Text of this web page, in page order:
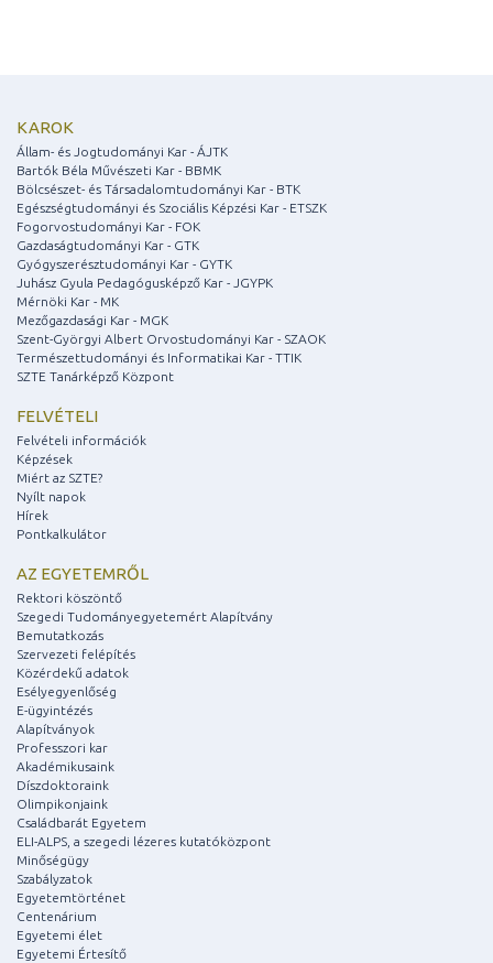
KAROK
Állam- és Jogtudományi Kar - ÁJTK
Bartók Béla Művészeti Kar - BBMK
Bölcsészet- és Társadalomtudományi Kar - BTK
Egészségtudományi és Szociális Képzési Kar - ETSZK
Fogorvostudományi Kar - FOK
Gazdaságtudományi Kar - GTK
Gyógyszerésztudományi Kar - GYTK
Juhász Gyula Pedagógusképző Kar - JGYPK
Mérnöki Kar - MK
Mezőgazdasági Kar - MGK
Szent-Györgyi Albert Orvostudományi Kar - SZAOK
Természettudományi és Informatikai Kar - TTIK
SZTE Tanárképző Központ
FELVÉTELI
Felvételi információk
Képzések
Miért az SZTE?
Nyílt napok
Hírek
Pontkalkulátor
AZ EGYETEMRŐL
Rektori köszöntő
Szegedi Tudományegyetemért Alapítvány
Bemutatkozás
Szervezeti felépítés
Közérdekű adatok
Esélyegyenlőség
E-ügyintézés
Alapítványok
Professzori kar
Akadémikusaink
Díszdoktoraink
Olimpikonjaink
Családbarát Egyetem
ELI-ALPS, a szegedi lézeres kutatóközpont
Minőségügy
Szabályzatok
Egyetemtörténet
Centenárium
Egyetemi élet
Egyetemi Értesítő